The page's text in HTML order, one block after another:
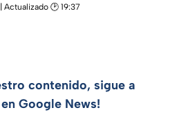
| Actualizado 🕑 19:37
contenido, sigue a
Google News!